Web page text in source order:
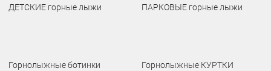
ДЕТСКИЕ горные лыжи
ПАРКОВЫЕ горные лыжи
Горнолыжные ботинки
Горнолыжные КУРТКИ